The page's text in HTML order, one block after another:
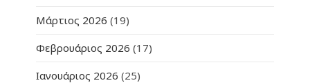
Μάρτιος 2026 (19)
Φεβρουάριος 2026 (17)
Ιανουάριος 2026 (25)